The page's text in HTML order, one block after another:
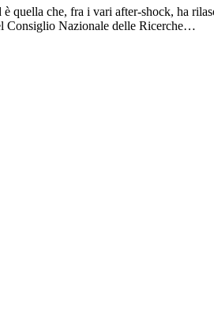
che, fra i vari after-shock, ha
Consiglio Nazionale delle Ricerche…